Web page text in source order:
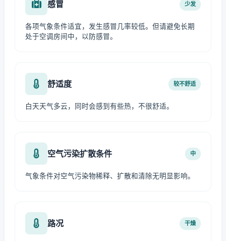
感冒 少发
各项气象条件适宜，发生感冒几率较低。但请避免长期
处于空调房间中，以防感冒。
舒适度 较不舒适
白天天气多云，同时会感到有些热，不很舒适。
空气污染扩散条件 中
气象条件对空气污染物稀释、扩散和清除无明显影响。
路况 干燥